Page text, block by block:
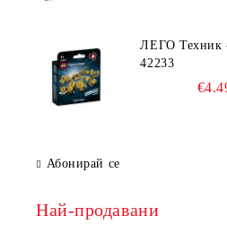
ЛЕГО
42233
Абонирай се
Най-продавани